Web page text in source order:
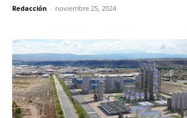
Redacción - noviembre 25, 2024